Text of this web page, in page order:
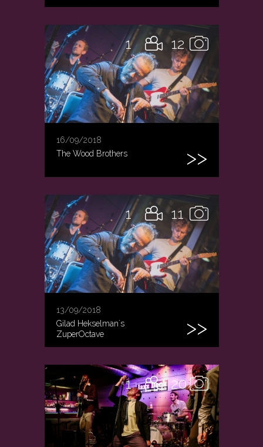
12
1
16/09/2018
The Wood Brothers
11
1
13/09/2018
Gilad Hekselman´s
ZuperOctave
20
1